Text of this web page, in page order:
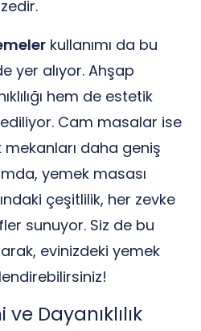
kullanımı da bu
yer alıyor. Ahşap
hem de estetik
Cam masalar ise
mekanları daha geniş
yemek masası
çeşitlilik, her zevke
sunuyor. Siz de bu
evinizdeki yemek
Dayanıklılık